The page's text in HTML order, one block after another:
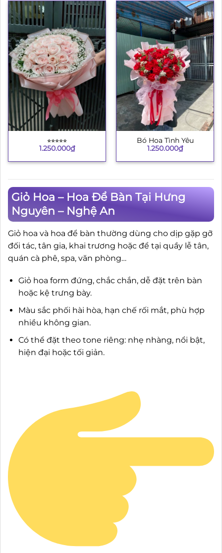
⭐︎⭐︎⭐︎⭐︎⭐︎
1.250.000₫
Bó Hoa Tình Yêu
1.250.000₫
Giỏ Hoa – Hoa Để Bàn Tại Hưng
Nguyên – Nghệ An
Giỏ hoa và hoa để bàn thường dùng cho dịp gặp gỡ
đối tác, tân gia, khai trương hoặc để tại quầy lễ tân,
quán cà phê, spa, văn phòng…
Giỏ hoa form đứng, chắc chắn, dễ đặt trên bàn
hoặc kệ trưng bày.
Màu sắc phối hài hòa, hạn chế rối mắt, phù hợp
nhiều không gian.
Có thể đặt theo tone riêng: nhẹ nhàng, nổi bật,
hiện đại hoặc tối giản.